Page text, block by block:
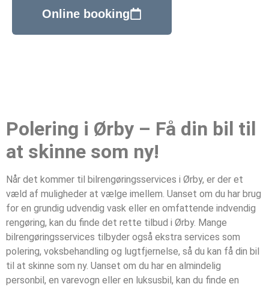
Online booking
Polering i Ørby – Få din bil til
at skinne som ny!
Når det kommer til bilrengøringsservices i Ørby, er der et
væld af muligheder at vælge imellem. Uanset om du har brug
for en grundig udvendig vask eller en omfattende indvendig
rengøring, kan du finde det rette tilbud i Ørby. Mange
bilrengøringsservices tilbyder også ekstra services som
polering, voksbehandling og lugtfjernelse, så du kan få din bil
til at skinne som ny. Uanset om du har en almindelig
personbil, en varevogn eller en luksusbil, kan du finde en